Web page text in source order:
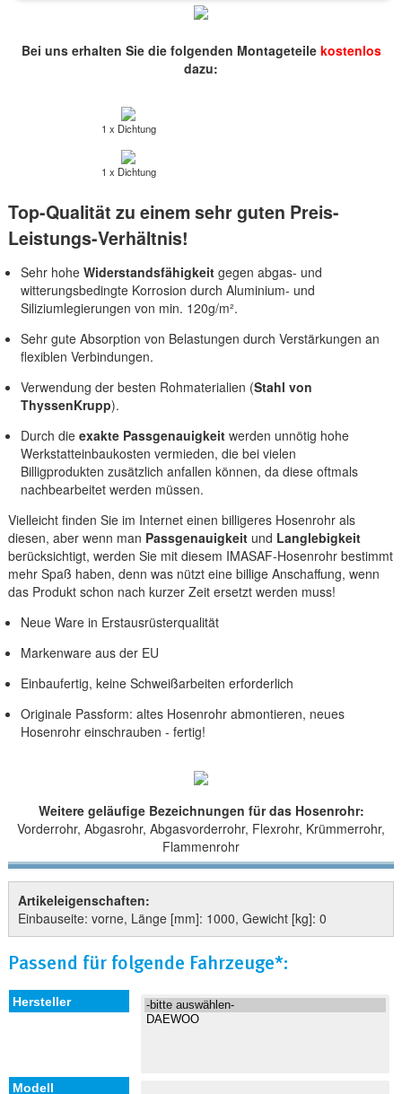
Bei uns erhalten Sie die folgenden Montageteile kostenlos
dazu:
1 x Dichtung
1 x Dichtung
Top-Qualität zu einem sehr guten Preis-
Leistungs-Verhältnis!
Sehr hohe Widerstandsfähigkeit gegen abgas- und
witterungsbedingte Korrosion durch Aluminium- und
Siliziumlegierungen von min. 120g/m².
Sehr gute Absorption von Belastungen durch Verstärkungen an
flexiblen Verbindungen.
Verwendung der besten Rohmaterialien (Stahl von
ThyssenKrupp).
Durch dieexakte Passgenauigkeitwerden unnötig hohe
Werkstatteinbaukosten vermieden, die bei vielen
Billigprodukten zusätzlich anfallen können, da diese oftmals
nachbearbeitet werden müssen.
Vielleicht finden Sie im Internet einen billigeres Hosenrohr als
diesen, aber wenn man Passgenauigkeit und Langlebigkeit
berücksichtigt, werden Sie mit diesem IMASAF-Hosenrohr bestimmt
mehr Spaß haben, denn was nützt eine billige Anschaffung, wenn
das Produkt schon nach kurzer Zeit ersetzt werden muss!
Neue Ware in Erstausrüsterqualität
Markenware aus der EU
Einbaufertig, keine Schweißarbeiten erforderlich
Originale Passform: altes Hosenrohr abmontieren, neues
Hosenrohr einschrauben - fertig!
Weitere geläufige Bezeichnungen für das Hosenrohr:
Vorderrohr, Abgasrohr, Abgasvorderrohr, Flexrohr, Krümmerrohr,
Flammenrohr
Artikeleigenschaften:
Einbauseite: vorne, Länge [mm]: 1000, Gewicht [kg]: 0
Passend für folgende Fahrzeuge*: